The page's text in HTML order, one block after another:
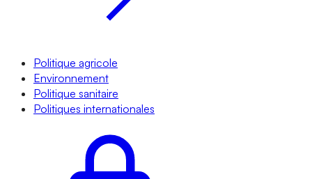
Politique agricole
Environnement
Politique sanitaire
Politiques internationales